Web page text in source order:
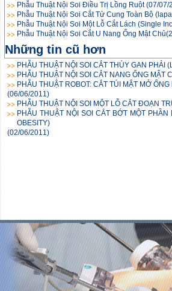
Phẫu Thuật Nội Soi Điều Trị Lồng Ruột (07/07/
Phẫu Thuật Nội Soi Cắt Tử Cung Toàn Bộ
Phẫu Thuật Nội Soi Một Lỗ Cắt Lách (Single
Phẫu Thuật Nội Soi Cắt U Nang Ống Mật
Những tin cũ hơn
PHẪU THUẬT NỘI SOI CẮT THÙY GAN PHẢI
PHẪU THUẬT NỘI SOI CẮT NANG ỐNG MẬT
PHẪU THUẬT ROBOT: CẮT TÚI MẬT MỞ
(06/06/2011)
PHẪU THUẬT NỘI SOI MỘT LỖ CẮT ĐOẠN
PHẪU THUẬT NỘI SOI CẮT BỚT MỘT
OBESITY)
(02/06/2011)